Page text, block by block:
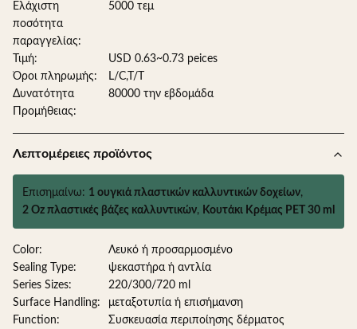
Ελάχιστη
ποσότητα
παραγγελίας:
5000 τεμ
Τιμή:
USD 0.63~0.73 peices
Όροι πληρωμής:
L/C,T/T
Δυνατότητα
Προμήθειας:
80000 την εβδομάδα
Λεπτομέρειες προϊόντος
Επισημαίνω: 1 ουγκιά πλαστικών καλλυντικών δοχείων,
2 Oz πλαστικές βάζες καλλυντικών, Κουτάκι Κρέμας PET 30 ml
Color:
Λευκό ή προσαρμοσμένο
Sealing Type:
ψεκαστήρα ή αντλία
Series Sizes:
220/300/720 ml
Surface Handling:
μεταξοτυπία ή επισήμανση
Function:
Συσκευασία περιποίησης δέρματος